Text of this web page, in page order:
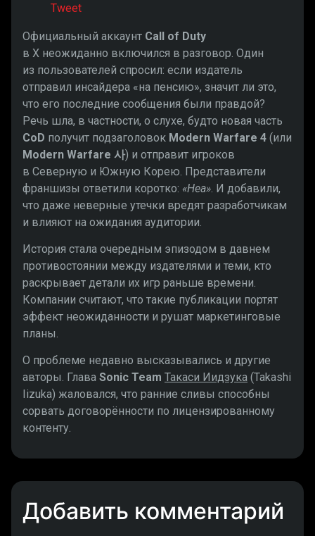
Tweet
Официальный аккаунт Call of Duty
в X неожиданно включился в разговор. Один
из пользователей спросил: если издатель
отправил инсайдера «на пенсию», значит ли это,
что его последние сообщения были правдой?
Речь шла, в частности, о слухе, будто новая часть
CoD получит подзаголовок Modern Warfare 4 (или
Modern Warfare 사) и отправит игроков
в Северную и Южную Корею. Представители
франшизы ответили коротко: «Неа» . И добавили,
что даже неверные утечки вредят разработчикам
и влияют на ожидания аудитории.
История стала очередным эпизодом в давнем
противостоянии между издателями и теми, кто
раскрывает детали их игр раньше времени.
Компании считают, что такие публикации портят
эффект неожиданности и рушат маркетинговые
планы.
О проблеме недавно высказывались и другие
авторы. Глава Sonic Team Такаси Иидзука (Takashi
Iizuka) жаловался, что ранние сливы способны
сорвать договорённости по лицензированному
контенту.
Добавить комментарий